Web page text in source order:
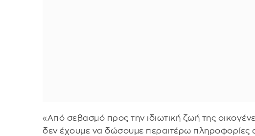
«Από σεβασμό προς την ιδιωτική ζωή της
δεν έχουμε να δώσουμε περαιτέρω πληροφορίες